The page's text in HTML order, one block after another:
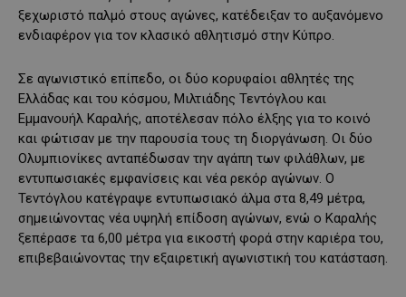
ξεχωριστό παλμό στους αγώνες, κατέδειξαν το αυξανόμενο
ενδιαφέρον για τον κλασικό αθλητισμό στην Κύπρο.
Σε αγωνιστικό επίπεδο, οι δύο κορυφαίοι αθλητές της
Ελλάδας και του κόσμου, Μιλτιάδης Τεντόγλου και
Εμμανουήλ Καραλής, αποτέλεσαν πόλο έλξης για το κοινό
και φώτισαν με την παρουσία τους τη διοργάνωση. Οι δύο
Ολυμπιονίκες ανταπέδωσαν την αγάπη των φιλάθλων, με
εντυπωσιακές εμφανίσεις και νέα ρεκόρ αγώνων. Ο
Τεντόγλου κατέγραψε εντυπωσιακό άλμα στα 8,49 μέτρα,
σημειώνοντας νέα υψηλή επίδοση αγώνων, ενώ ο Καραλής
ξεπέρασε τα 6,00 μέτρα για εικοστή φορά στην καριέρα του,
επιβεβαιώνοντας την εξαιρετική αγωνιστική του κατάσταση.